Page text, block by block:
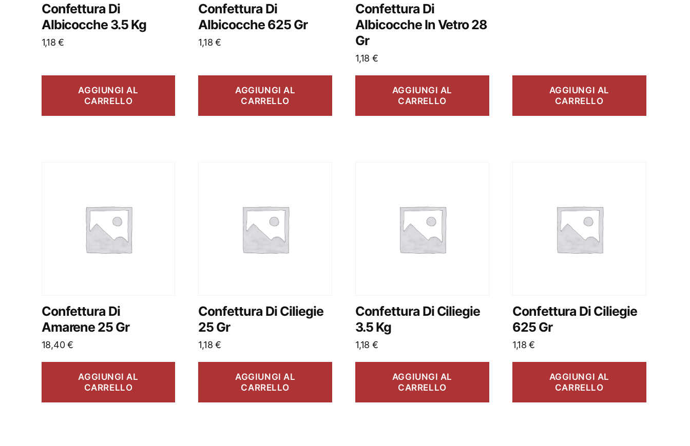
Confettura Di
Albicocche 3.5 Kg
1,18€
AGGIUNGI AL
CARRELLO
Confettura Di
Albicocche 625 Gr
1,18 €
AGGIUNGI AL
CARRELLO
Confettura Di
Albicocche In Vetro 28
Gr
1,18 €
AGGIUNGI AL
CARRELLO
AGGIUNGI AL
CARRELLO
Confettura Di
Amarene 25 Gr
18,40€
AGGIUNGI AL
CARRELLO
Confettura Di Ciliegie
25 Gr
1,18 €
AGGIUNGI AL
CARRELLO
Confettura Di Ciliegie
3.5 Kg
1,18 €
AGGIUNGI AL
CARRELLO
Confettura Di Ciliegie
625 Gr
1,18€
AGGIUNGI AL
CARRELLO